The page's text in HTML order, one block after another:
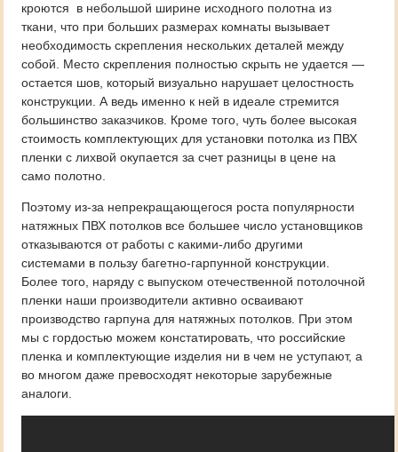
кроются в небольшой ширине исходного полотна из
ткани, что при больших размерах комнаты вызывает
необходимость скрепления нескольких деталей между
собой. Место скрепления полностью скрыть не удается —
остается шов, который визуально нарушает целостность
конструкции. А ведь именно к ней в идеале стремится
большинство заказчиков. Кроме того, чуть более высокая
стоимость комплектующих для установки потолка из ПВХ
пленки с лихвой окупается за счет разницы в цене на
само полотно.
Поэтому из-за непрекращающегося роста популярности
натяжных ПВХ потолков все большее число установщиков
отказываются от работы с какими-либо другими
системами в пользу багетно-гарпунной конструкции.
Более того, наряду с выпуском отечественной потолочной
пленки наши производители активно осваивают
производство гарпуна для натяжных потолков При этом
мы с гордостью можем констатировать, что российские
пленка и комплектующие изделия ни в чем не уступают, а
во многом даже превосходят некоторые зарубежные
аналоги.